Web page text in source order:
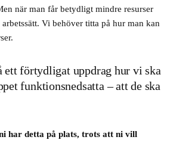
när man får betydligt mindre resurser
Vi behöver titta på hur man kan
ett förtydligat uppdrag hur vi ska
funktionsnedsatta – att de ska
har detta på plats, trots att ni vill